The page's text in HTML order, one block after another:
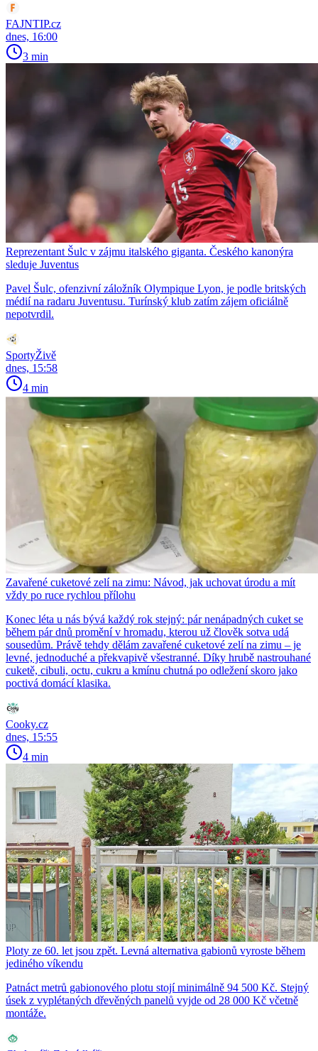
FAJNTIP.cz
dnes, 16:00
3 min
Reprezentant Šulc v zájmu italského giganta. Českého kanonýra
sleduje Juventus
Pavel Šulc, ofenzivní záložník Olympique Lyon, je podle britských
médií na radaru Juventusu. Turínský klub zatím zájem oficiálně
nepotvrdil.
SportyŽivě
dnes, 15:58
4 min
Zavařené cuketové zelí na zimu: Návod, jak uchovat úrodu a mít
vždy po ruce rychlou přílohu
Konec léta u nás bývá každý rok stejný: pár nenápadných cuket se
během pár dnů promění v hromadu, kterou už člověk sotva udá
sousedům. Právě tehdy dělám zavařené cuketové zelí na zimu – je
levné, jednoduché a překvapivě všestranné. Díky hrubě nastrouhané
cuketě, cibuli, octu, cukru a kmínu chutná po odležení skoro jako
poctivá domácí klasika.
Cooky.cz
dnes, 15:55
4 min
Ploty ze 60. let jsou zpět. Levná alternativa gabionů vyroste během
jediného víkendu
Patnáct metrů gabionového plotu stojí minimálně 94 500 Kč. Stejný
úsek z vyplétaných dřevěných panelů vyjde od 28 000 Kč včetně
montáže.